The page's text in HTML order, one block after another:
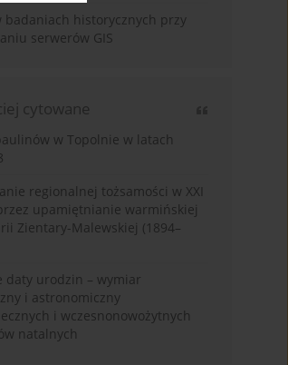
badaniach historycznych przy
serwerów GIS
cytowane
w Topolnie w latach
regionalnej tożsamości w XXI
upamiętnianie warmińskiej
Zientary-Malewskiej (1894–
daty urodzin – wymiar
i astronomiczny
i wczesnonowożytnych
natalnych